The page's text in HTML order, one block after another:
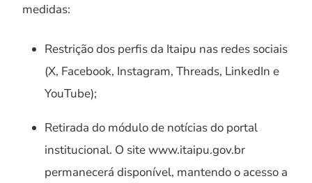
medidas:
Restrição dos perfis da Itaipu nas redes sociais
(X, Facebook, Instagram, Threads, LinkedIn e
YouTube);
Retirada do módulo de notícias do portal
institucional. O site www.itaipu.gov.br
permanecerá disponível, mantendo o acesso a